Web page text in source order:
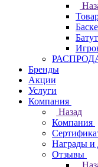
Бренды
Акции
Услуги
Компания
Назад
Компания
Награды
Отзывы